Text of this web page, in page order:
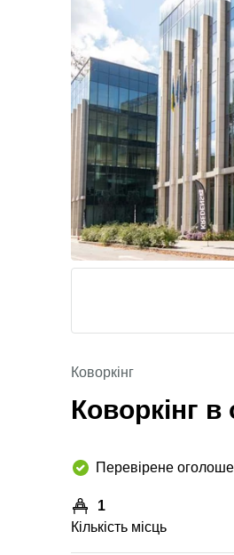
Коворкінг
Коворкінг
Перевірене
1
Кількість місць